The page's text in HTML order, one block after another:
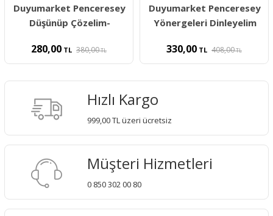
Duyumarket Penceresey
Düşünüp Çözelim-
280,00 TL 380,00TL
Duyumarket Penceresey
Yönergeleri Dinleyelim
330,00 TL 408,00TL
Hızlı Kargo
999,00 TL üzeri ücretsiz
Müşteri Hizmetleri
0 850 302 00 80